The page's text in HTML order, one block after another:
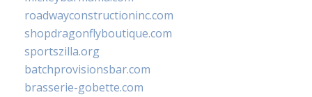
roadwayconstructioninc.com
shopdragonflyboutique.com
sportszilla.org
batchprovisionsbar.com
brasserie-gobette.com